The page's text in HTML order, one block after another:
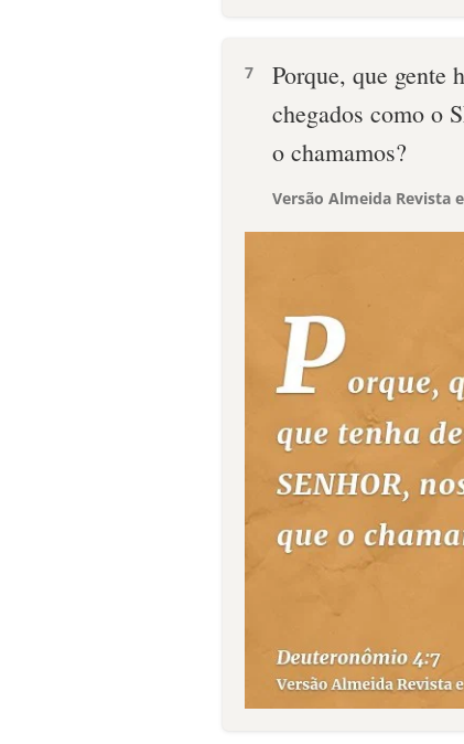
7
Porque, que gente
chegados como o
o chamamos?
Versão Almeida Revista